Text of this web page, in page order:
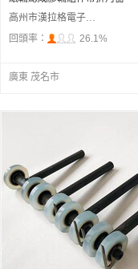
高州市漢拉格電子商務商行
回頭率：
26.1%
廣東 茂名市